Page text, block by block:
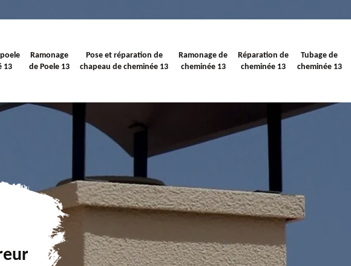
13
Ramonage
de Poele 13
Pose et réparation de
chapeau de cheminée 13
Ramonage de
cheminée 13
Réparation de
cheminée 13
Tubage de
cheminée 13